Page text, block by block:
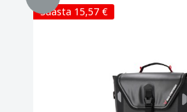
Säästa 15,57 €